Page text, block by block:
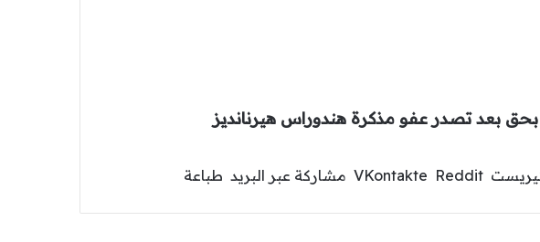
بحق بعد تصدر عفو مذكرة هندوراس هيرنانديز
مشاركة عبر البريد طباعة